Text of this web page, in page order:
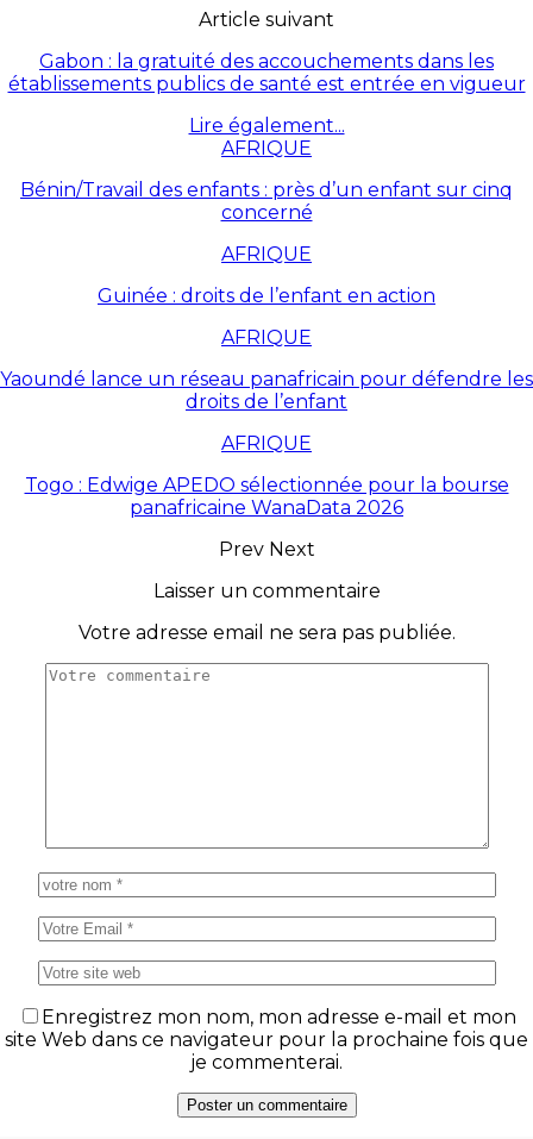
Article suivant
Gabon : la gratuité des accouchements dans les
établissements publics de santé est entrée en vigueur
Lire également...
AFRIQUE
Bénin/Travail des enfants : près d’un enfant sur cinq
concerné
AFRIQUE
Guinée : droits de l’enfant en action
AFRIQUE
Yaoundé lance un réseau panafricain pour défendre les
droits de l’enfant
AFRIQUE
Togo : Edwige APEDO sélectionnée pour la bourse
panafricaine WanaData 2026
Prev Next
Laisser un commentaire
Votre adresse email ne sera pas publiée.
Enregistrez mon nom, mon adresse e-mail et mon
site Web dans ce navigateur pour la prochaine fois que
je commenterai.